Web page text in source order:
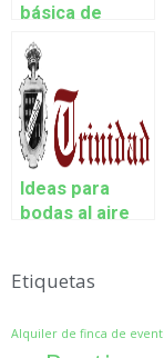
básica de
trajes de novia
Ideas para
bodas al aire
Etiquetas
Alquiler de finca de